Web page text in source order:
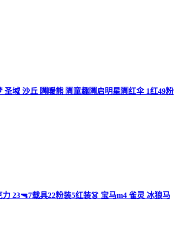
域 沙丘 🈵暖熊 🈵童趣🈵启明星🈵红伞 1红49粉
23🔫7载具22粉装5红装👗 宝马m4 雀灵 冰狼马